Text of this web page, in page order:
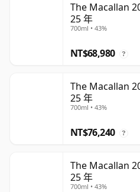
The Macallan
25 年
700ml • 43%
NT$68,980 ?
The Macallan
25 年
700ml • 43%
NT$76,240 ?
The Macallan
25 年
700ml • 43%